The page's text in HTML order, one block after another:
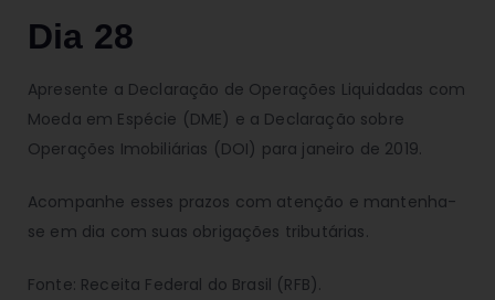
Dia 28
Apresente a Declaração de Operações Liquidadas com
Moeda em Espécie (DME) e a Declaração sobre
Operações Imobiliárias (DOI) para janeiro de 2019.
Acompanhe esses prazos com atenção e mantenha-
se em dia com suas obrigações tributárias.
Fonte: Receita Federal do Brasil (RFB).